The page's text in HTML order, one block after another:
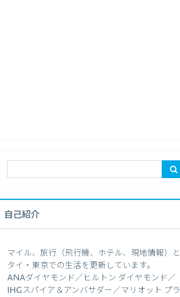
自己紹介
マイル、旅行（飛行機、ホテル、現地情報）と
タイ・東京での生活を更新しています。
ANAダイヤモンド／ヒルトン ダイヤモンド／
IHGスパイア＆アンバサダー／マリオット プラ